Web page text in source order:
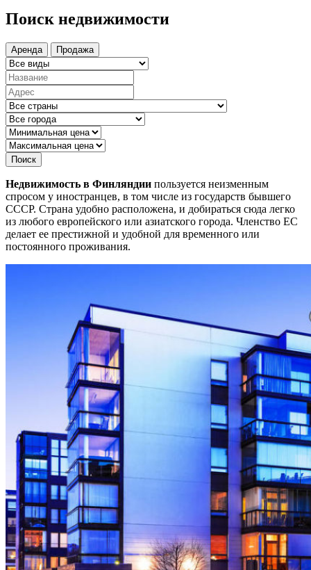
Поиск недвижимости
Аренда Продажа
Поиск
Недвижимость в Финляндии пользуется неизменным
спросом у иностранцев, в том числе из государств бывшего
СССР. Страна удобно расположена, и добираться сюда легко
из любого европейского или азиатского города. Членство ЕС
делает ее престижной и удобной для временного или
постоянного проживания.